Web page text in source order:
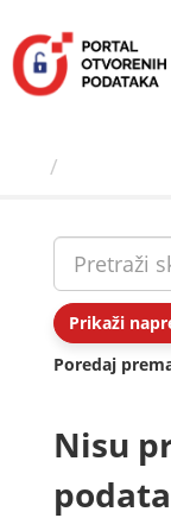
sadržaj
Prikaži
Poredaj
Nisu